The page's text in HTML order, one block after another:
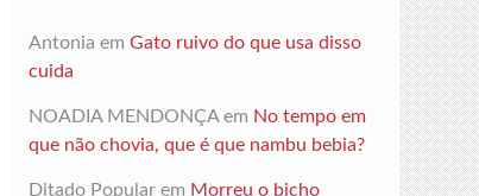
Antonia em Gato ruivo do que usa disso
cuida
NOADIA MENDONÇAem No tempo em
que não chovia, que é que nambu bebia?
Ditado Popularem Morreu o bicho